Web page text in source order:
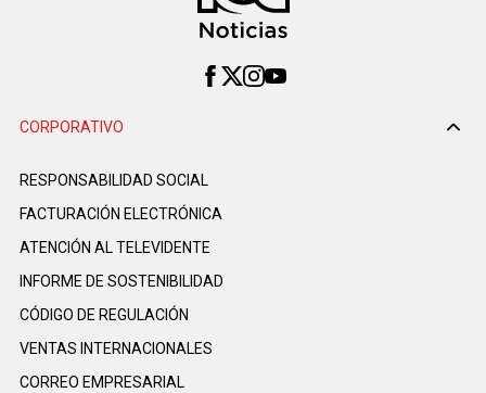
CORPORATIVO
RESPONSABILIDAD SOCIAL
FACTURACIÓN ELECTRÓNICA
ATENCIÓN AL TELEVIDENTE
INFORME DE SOSTENIBILIDAD
CÓDIGO DE REGULACIÓN
VENTAS INTERNACIONALES
CORREO EMPRESARIAL